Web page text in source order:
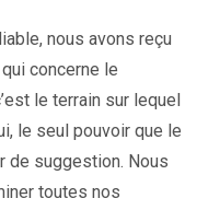
nous avons reçu
concerne le
le terrain sur lequel
le seul pouvoir que le
de suggestion. Nous
toutes nos